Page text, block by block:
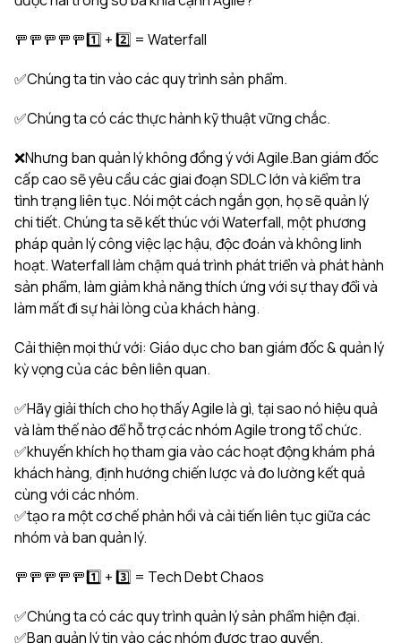
🚥🚥🚥🚥🚥1️⃣ + 2️⃣ = Waterfall
✅Chúng ta tin vào các quy trình sản phẩm.
✅Chúng ta có các thực hành kỹ thuật vững chắc.
❌Nhưng ban quản lý không đồng ý với Agile.Ban giám đốc
cấp cao sẽ yêu cầu các giai đoạn SDLC lớn và kiểm tra
tình trạng liên tục. Nói một cách ngắn gọn, họ sẽ quản lý
chi tiết. Chúng ta sẽ kết thúc với Waterfall, một phương
pháp quản lý công việc lạc hậu, độc đoán và không linh
hoạt. Waterfall làm chậm quá trình phát triển và phát hành
sản phẩm, làm giảm khả năng thích ứng với sự thay đổi và
làm mất đi sự hài lòng của khách hàng.
Cải thiện mọi thứ với: Giáo dục cho ban giám đốc & quản lý
kỳ vọng của các bên liên quan.
✅Hãy giải thích cho họ thấy Agile là gì, tại sao nó hiệu quả
và làm thế nào để hỗ trợ các nhóm Agile trong tổ chức.
✅khuyến khích họ tham gia vào các hoạt động khám phá
khách hàng, định hướng chiến lược và đo lường kết quả
cùng với các nhóm.
✅tạo ra một cơ chế phản hồi và cải tiến liên tục giữa các
nhóm và ban quản lý.
🚥🚥🚥🚥🚥1️⃣ + 3️⃣ = Tech Debt Chaos
✅Chúng ta có các quy trình quản lý sản phẩm hiện đại.
✅Ban quản lý tin vào các nhóm được trao quyền.